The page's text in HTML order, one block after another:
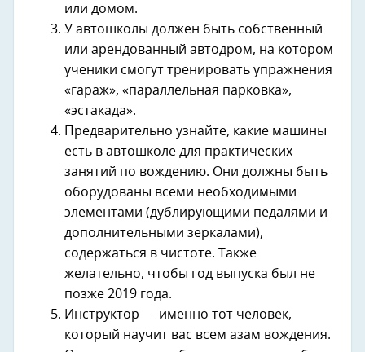
или домом.
У автошколы должен быть собственный
или арендованный автодром, на котором
ученики смогут тренировать упражнения
«гараж», «параллельная парковка»,
«эстакада».
Предварительно узнайте, какие машины
есть в автошколе для практических
занятий по вождению. Они должны быть
оборудованы всеми необходимыми
элементами (дублирующими педалями и
дополнительными зеркалами),
содержаться в чистоте. Также
желательно, чтобы год выпуска был не
позже 2019 года.
Инструктор — именно тот человек,
который научит вас всем азам вождения.